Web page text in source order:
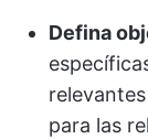
Defina
para las